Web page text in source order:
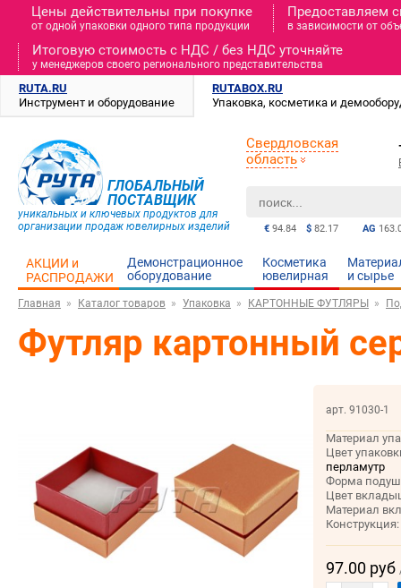
Цены действительны при покупке
от одной упаковки одного типа продукции
Предоставляем
в зависимости от
Итоговую стоимость c НДС / без НДС уточняйте
у менеджеров своего регионального представительства
RUTA.RU
Инструмент и оборудование
RUTABOX.RU
Упаковка, косметика и
ГЛОБАЛЬНЫЙ
ПОСТАВЩИК
уникальных и ключевых продуктов для
организации продаж ювелирных изделий
AG
€ 94.84 $ 82.17
Свердловская
область
АКЦИИ и
РАСПРОДАЖИ
Демонстрационное
оборудование
Косметика
ювелирная
и cырье
Главная Каталог товаров Упаковка КАРТОННЫЕ ФУТЛЯРЫ
Футляр картонный
арт. 91030-1
Материал
Цвет
перламутр
Форма
Цвет
Материал
Конструкция:
97.00 руб